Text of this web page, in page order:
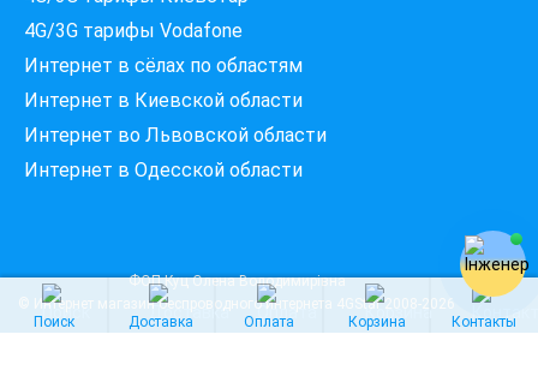
4G/3G тарифы Vodafone
Интернет в сёлах по областям
Интернет в Киевской области
Интернет во Львовской области
Интернет в Одесской области
Поиск Доставка Оплата Корзина Контакты
ФОП Куц Олена Володимирівна
© Интернет магазин беспроводного интернета 4GStar2008-2026
Введіть вашу адресу
Місто, вулиця та номер будинку
ПЕРЕВІРИТИ ПРОВАЙДЕРІВ